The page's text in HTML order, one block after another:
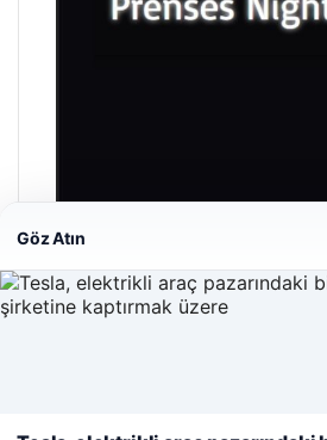
Prenses Night Club
Nisan 29, 2026
Web sitemizi nasıl kullandığınızı daha
Göz Atın